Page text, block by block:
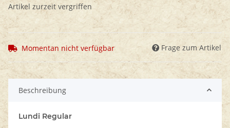
Artikel zurzeit vergriffen
Momentan nicht verfügbar Frage zum Artikel
Beschreibung
Lundi Regular